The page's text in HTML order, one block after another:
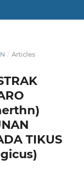
/ Articles
TIKUS